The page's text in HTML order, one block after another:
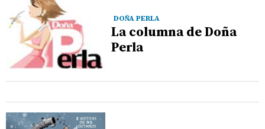
DOÑA PERLA
La columna de Doña
Perla